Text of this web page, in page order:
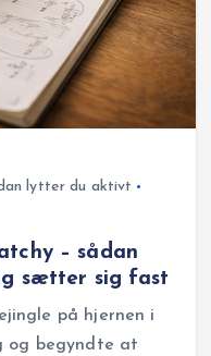
lytter du aktivt
– sådan
sætter sig fast
på hjernen i
og begyndte at